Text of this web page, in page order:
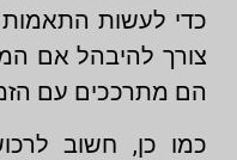
כדי לעשות התאמות
צורך להיבהל אם
הם מתרככים עם
כמו כן, חשוב